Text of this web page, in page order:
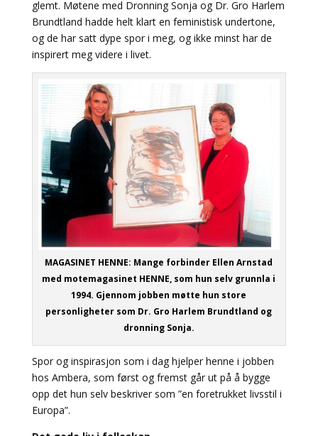
glemt. Møtene med Dronning Sonja og Dr. Gro Harlem
Brundtland hadde helt klart en feministisk undertone,
og de har satt dype spor i meg, og ikke minst har de
inspirert meg videre i livet.
MAGASINET HENNE: Mange forbinder Ellen Arnstad
med motemagasinet HENNE, som hun selv grunnla i
1994. Gjennom jobben møtte hun store
personligheter som Dr. Gro Harlem Brundtland og
dronning Sonja.
Spor og inspirasjon som i dag hjelper henne i jobben
hos Ambera, som først og fremst går ut på å bygge
opp det hun selv beskriver som ”en foretrukket livsstil i
Europa”.